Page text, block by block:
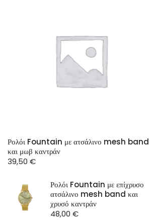
Ρολόι Fountain με ατσάλινο mesh band
και μωβ καντράν
39,50 €
Ρολόι Fountain με επίχρυσο
ατσάλινο mesh band και
χρυσό καντράν
48,00 €